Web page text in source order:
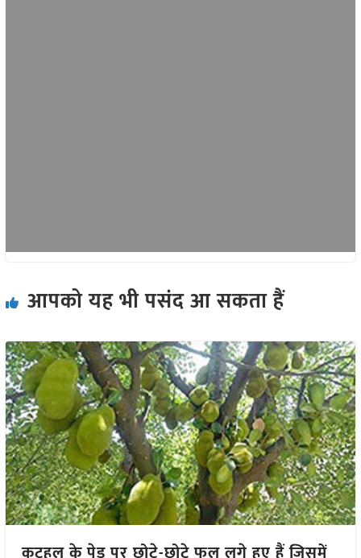
आपको यह भी पसंद आ सकता हैं